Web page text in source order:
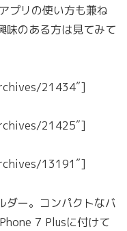
プリの使い方も兼ね
味のある方は見てみて
21434″]
21425″]
13191″]
ー。コンパクトなバ
7 Plusに付けて